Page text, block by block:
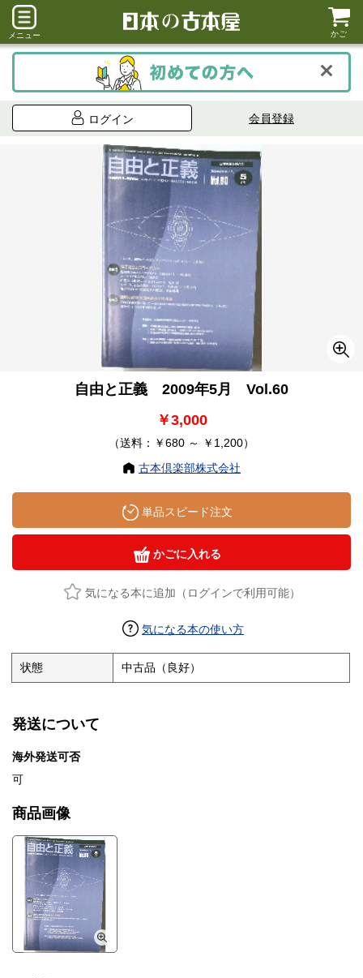
メニュー かご
ログイン 会員登録
自由と正義 2009年5月 Vol.60
￥3,000
（送料：￥680 ～ ￥1,200）
古本倶楽部株式会社
単品スピード注文
かごに入れる
気になる本に追加（ログインで利用可能）
気になる本の使い方
状態 中古品（良好）
発送について
海外発送可否
可
商品画像